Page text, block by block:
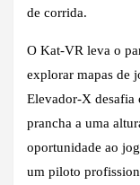
de corrida.
O Kat-VR leva o
explorar mapas de
Elevador-X desafia
prancha a uma
oportunidade ao
um piloto